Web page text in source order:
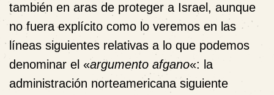
también en aras de proteger a Israel, aunque
no fuera explícito como lo veremos en las
líneas siguientes relativas a lo que podemos
denominar el «argumento afgano«: la
administración norteamericana siguiente